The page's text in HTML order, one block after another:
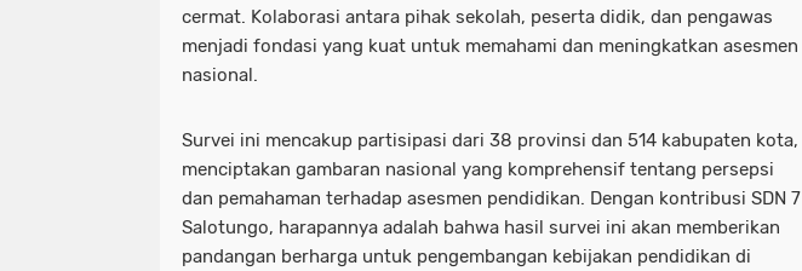
cermat. Kolaborasi antara pihak sekolah, peserta didik, dan pengawas
menjadi fondasi yang kuat untuk memahami dan meningkatkan asesmen
nasional.
Survei ini mencakup partisipasi dari 38 provinsi dan 514 kabupaten kota,
menciptakan gambaran nasional yang komprehensif tentang persepsi
dan pemahaman terhadap asesmen pendidikan. Dengan kontribusi SDN 7
Salotungo, harapannya adalah bahwa hasil survei ini akan memberikan
pandangan berharga untuk pengembangan kebijakan pendidikan di